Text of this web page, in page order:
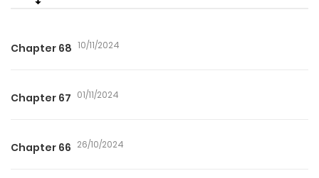
Chapter 68 10/11/2024
Chapter 67 01/11/2024
Chapter 66 26/10/2024